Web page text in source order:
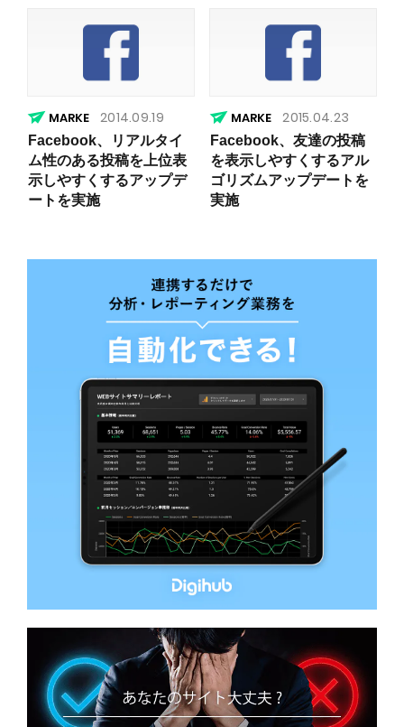
2014.09.19
Facebook、リアルタイ
ム性のある投稿を上位表
示しやすくするアップデ
ートを実施
2015.04.23
Facebook、友達の投稿
を表示しやすくするアル
ゴリズムアップデートを
実施